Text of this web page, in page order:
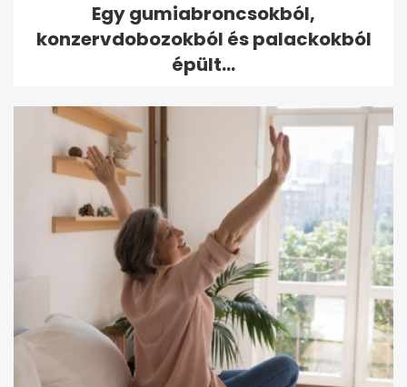
Egy gumiabroncsokból,
konzervdobozokból és palackokból
épült...